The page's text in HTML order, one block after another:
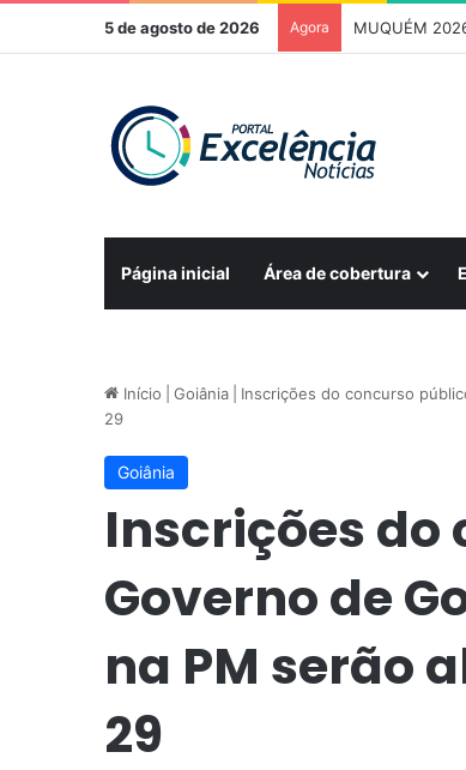
5 de agosto de 2026 Agora
Página inicial Área de cobertura
Início Goiânia
Inscrições do concurso
29
Goiânia
Inscrições do
Governo de
na PM serão
29